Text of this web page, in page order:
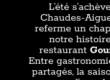
L’été
Chaudes-
referme un
notre
restaurant
Entre
partagés, la